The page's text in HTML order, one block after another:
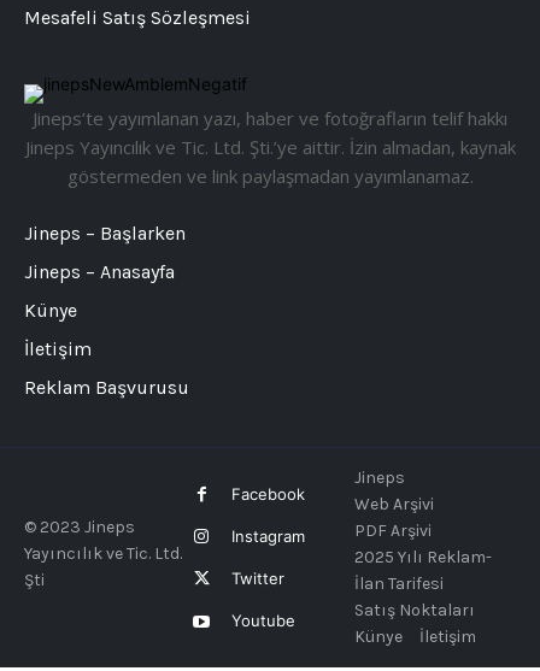
Jineps’te yayımlanan yazı, haber ve fotoğrafların telif hakkı
Jineps Yayıncılık ve Tic. Ltd. Şti.’ye aittir. İzin almadan, kaynak
göstermeden ve link paylaşmadan yayımlanamaz.
Jineps – Başlarken
Jineps – Anasayfa
Künye
İletişim
Reklam Başvurusu
Mesafeli Satış Sözleşmesi
© 2023 Jineps
Yayıncılık ve Tic. Ltd.
Şti
Facebook
Instagram
Twitter
Youtube
Jineps
Web Arşivi
PDF Arşivi
2025 Yılı Reklam-
İlan Tarifesi
Satış Noktaları
Künye
İletişim